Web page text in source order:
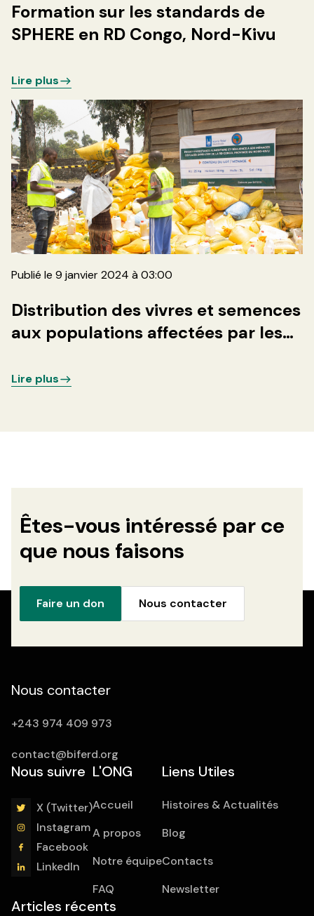
Formation sur les standards de
SPHERE en RD Congo, Nord-Kivu
Lire plus
Publié le 9 janvier 2024 à 03:00
Distribution des vivres et semences
aux populations affectées par les
déplacés autour de la ville de
Lire plus
Êtes-vous intéressé par ce
que nous faisons
Faire un don Nous contacter
Nous contacter
+243 974 409 973
contact@biferd.org
Nous suivre
X (Twitter)
Instagram
Facebook
LinkedIn
L'ONG
Accueil
A propos
Notre équipe
FAQ
Liens Utiles
Histoires & Actualités
Blog
Contacts
Newsletter
Articles récents